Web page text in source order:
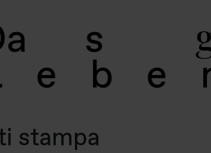
a s
e b e
stampa